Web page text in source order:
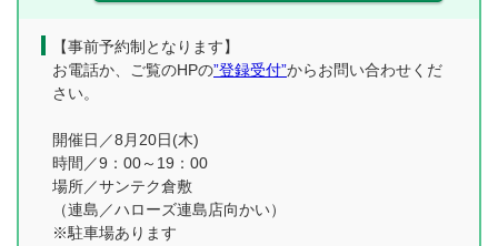
【事前予約制となります】
お電話か、ご覧のHPの”登録受付”からお問い合わせくだ
さい。
開催日／8月20日(木)
時間／9：00～19：00
場所／サンテク倉敷
（連島／ハローズ連島店向かい）
※駐車場あります